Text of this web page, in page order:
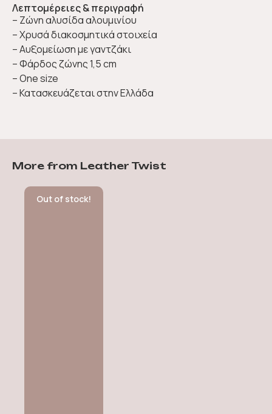
Λεπτομέρειες & περιγραφή
– Ζώνη αλυσίδα αλουμινίου
– Χρυσά διακοσμητικά στοιχεία
– Αυξομείωση με γαντζάκι
– Φάρδος ζώνης 1,5 cm
– One size
– Κατασκευάζεται στην Ελλάδα
More from Leather Twist
Out of stock!